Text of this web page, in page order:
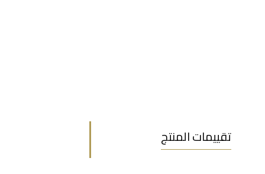
تقييمات المنتج